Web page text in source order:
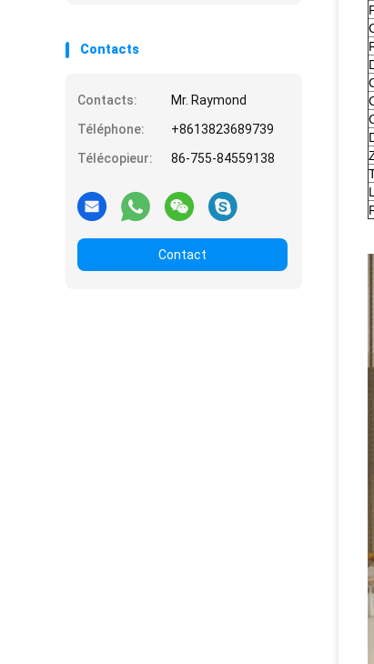
Contacts
Contacts:
Mr. Raymond
Téléphone:
+8613823689739
Télécopieur:
86-755-84559138
Contact